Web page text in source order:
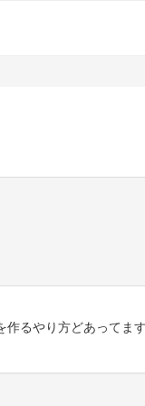
るやり方どあってま